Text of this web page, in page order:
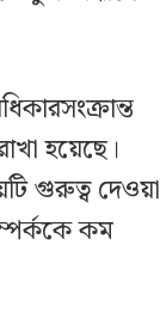
হয়েছে।
গুরুত্ব দেওয়া
কম